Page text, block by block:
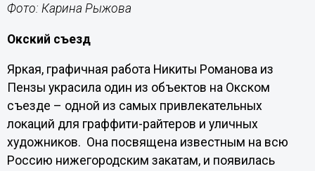
Фото: Карина Рыжова
Окский съезд
Яркая, графичная работа Никиты Романова из
Пензы украсила один из объектов на Окском
съезде – одной из самых привлекательных
локаций для граффити-райтеров и уличных
художников. Она посвящена известным на всю
Россию нижегородским закатам, и появилась